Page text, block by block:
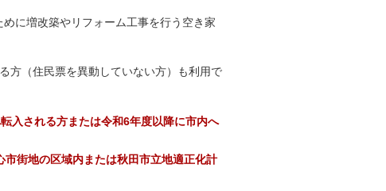
に増改築やリフォーム工事を行う空き家
（住民票を異動していない方）も利用で
入される方または令和6年度以降に市内へ
街地の区域内または秋田市立地適正化計